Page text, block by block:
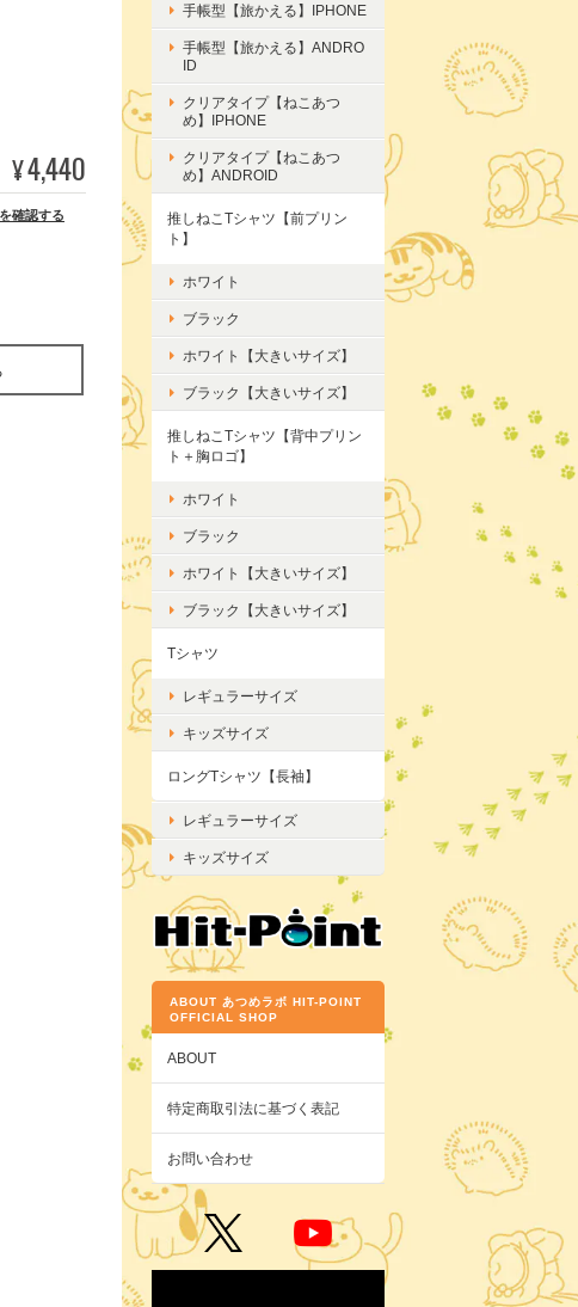
¥4,440
確認する
手帳型【旅かえる】IPHONE
手帳型【旅かえる】ANDRO
ID
クリアタイプ【ねこあつ
め】IPHONE
クリアタイプ【ねこあつ
め】ANDROID
推しねこTシャツ【前プリン
ト】
ホワイト
ブラック
ホワイト【大きいサイズ】
ブラック【大きいサイズ】
推しねこTシャツ【背中プリン
ト＋胸ロゴ】
ホワイト
ブラック
ホワイト【大きいサイズ】
ブラック【大きいサイズ】
Tシャツ
レギュラーサイズ
キッズサイズ
ロングTシャツ【長袖】
レギュラーサイズ
キッズサイズ
ABOUT あつめラボ HIT-POINT
OFFICIAL SHOP
ABOUT
特定商取引法に基づく表記
お問い合わせ